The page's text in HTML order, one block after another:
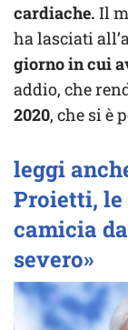
cardiache. Il
ha lasciati
giorno in cui
addio, che
2020, che si è
leggi
Proietti,
camicia
severo»